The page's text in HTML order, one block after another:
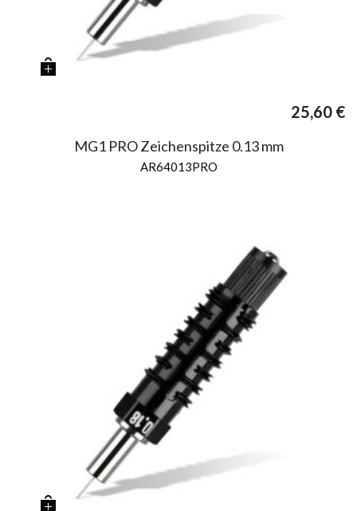
25,60 €
MG1 PRO Zeichenspitze 0.13 mm
AR64013PRO